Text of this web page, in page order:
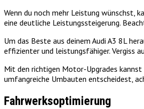
Wenn du noch mehr Leistung wünschst,
eine deutliche Leistungssteigerung.
Um das Beste aus deinem Audi A3 8L
effizienter und leistungsfähiger. Vergiss
Mit den richtigen Motor-Upgrades
umfangreiche Umbauten entscheidest,
Fahrwerksoptimierung